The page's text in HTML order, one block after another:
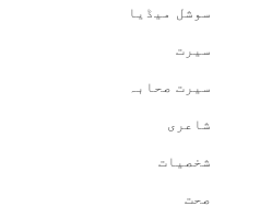
سوشل میڈیا
سیرت
سیرت صحابہ
شاعری
شخصیات
صحت